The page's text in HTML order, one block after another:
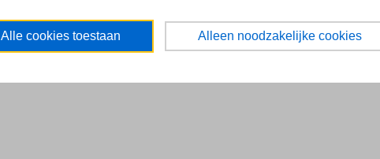
Alle cookies toestaan Alleen noodzakelijke cookies